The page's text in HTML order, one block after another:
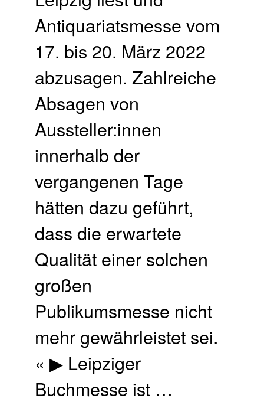
Antiquariatsmesse vom
17. bis 20. März 2022
abzusagen. Zahlreiche
Absagen von
Aussteller:innen
innerhalb der
vergangenen Tage
hätten dazu geführt,
dass die erwartete
Qualität einer solchen
großen
Publikumsmesse nicht
mehr gewährleistet sei.
« ▶ Leipziger
Buchmesse ist …